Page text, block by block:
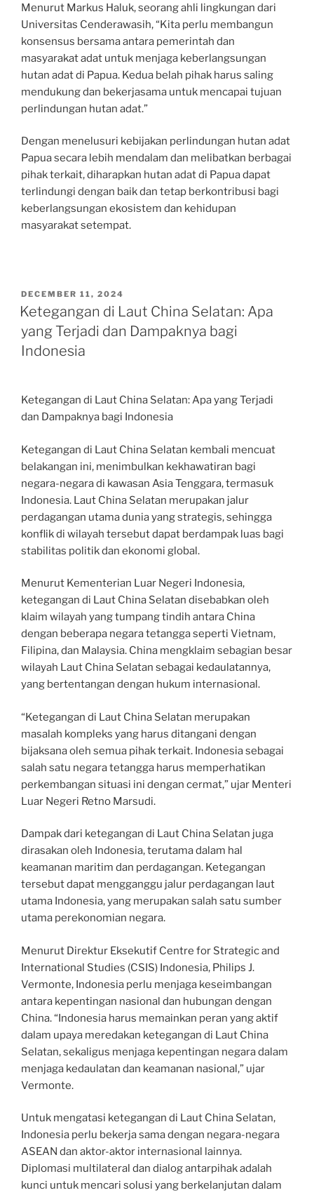
Menurut Markus Haluk, seorang ahli lingkungan dari
Universitas Cenderawasih, “Kita perlu membangun
konsensus bersama antara pemerintah dan
masyarakat adat untuk menjaga keberlangsungan
hutan adat di Papua. Kedua belah pihak harus saling
mendukung dan bekerjasama untuk mencapai tujuan
perlindungan hutan adat.”
Dengan menelusuri kebijakan perlindungan hutan adat
Papua secara lebih mendalam dan melibatkan berbagai
pihak terkait, diharapkan hutan adat di Papua dapat
terlindungi dengan baik dan tetap berkontribusi bagi
keberlangsungan ekosistem dan kehidupan
masyarakat setempat.
POSTED
ON
DECEMBER 11, 2024
Ketegangan di Laut China Selatan: Apa
yang Terjadi dan Dampaknya bagi
Indonesia
Ketegangan di Laut China Selatan: Apa yang Terjadi
dan Dampaknya bagi Indonesia
Ketegangan di Laut China Selatan kembali mencuat
belakangan ini, menimbulkan kekhawatiran bagi
negara-negara di kawasan Asia Tenggara, termasuk
Indonesia. Laut China Selatan merupakan jalur
perdagangan utama dunia yang strategis, sehingga
konflik di wilayah tersebut dapat berdampak luas bagi
stabilitas politik dan ekonomi global.
Menurut Kementerian Luar Negeri Indonesia,
ketegangan di Laut China Selatan disebabkan oleh
klaim wilayah yang tumpang tindih antara China
dengan beberapa negara tetangga seperti Vietnam,
Filipina, dan Malaysia. China mengklaim sebagian besar
wilayah Laut China Selatan sebagai kedaulatannya,
yang bertentangan dengan hukum internasional.
“Ketegangan di Laut China Selatan merupakan
masalah kompleks yang harus ditangani dengan
bijaksana oleh semua pihak terkait. Indonesia sebagai
salah satu negara tetangga harus memperhatikan
perkembangan situasi ini dengan cermat,” ujar Menteri
Luar Negeri Retno Marsudi.
Dampak dari ketegangan di Laut China Selatan juga
dirasakan oleh Indonesia, terutama dalam hal
keamanan maritim dan perdagangan. Ketegangan
tersebut dapat mengganggu jalur perdagangan laut
utama Indonesia, yang merupakan salah satu sumber
utama perekonomian negara.
Menurut Direktur Eksekutif Centre for Strategic and
International Studies (CSIS) Indonesia, Philips J.
Vermonte, Indonesia perlu menjaga keseimbangan
antara kepentingan nasional dan hubungan dengan
China. “Indonesia harus memainkan peran yang aktif
dalam upaya meredakan ketegangan di Laut China
Selatan, sekaligus menjaga kepentingan negara dalam
menjaga kedaulatan dan keamanan nasional,” ujar
Vermonte.
Untuk mengatasi ketegangan di Laut China Selatan,
Indonesia perlu bekerja sama dengan negara-negara
ASEAN dan aktor-aktor internasional lainnya.
Diplomasi multilateral dan dialog antarpihak adalah
kunci untuk mencari solusi yang berkelanjutan dalam